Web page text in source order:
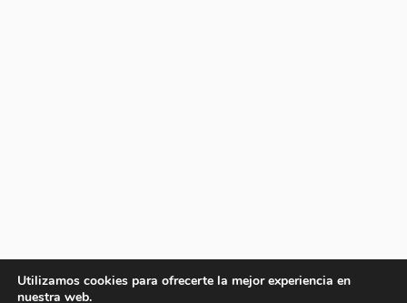
Utilizamos cookies para ofrecerte la mejor experiencia en
nuestra web.